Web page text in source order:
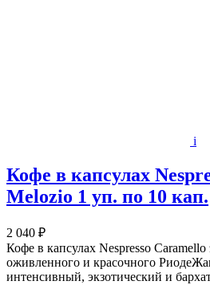
i
Кофе в капсулах
Melozio 1 уп. по 10 кап.
2 040 ₽
Кофе в капсулах Nespresso
оживленного и красочного
интенсивный, экзотический и